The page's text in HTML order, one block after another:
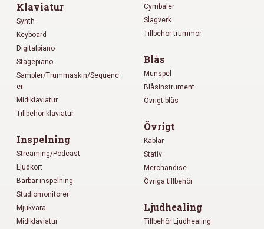
Klaviatur
Synth
Keyboard
Digitalpiano
Stagepiano
Sampler/Trummaskin/Sequenc
er
Midiklaviatur
Tillbehör klaviatur
Inspelning
Streaming/Podcast
Ljudkort
Bärbar inspelning
Studiomonitorer
Mjukvara
Midiklaviatur
Cymbaler
Slagverk
Tillbehör trummor
Blås
Munspel
Blåsinstrument
Övrigt blås
Övrigt
Kablar
Stativ
Merchandise
Övriga tillbehör
Ljudhealing
Tillbehör Ljudhealing